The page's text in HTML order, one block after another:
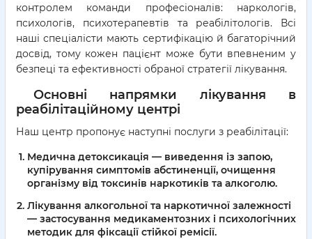
контролем команди професіоналів: наркологів,
психологів, психотерапевтів та реабілітологів. Всі
наші спеціалісти мають сертифікацію й багаторічний
досвід, тому кожен пацієнт може бути впевненим у
безпеці та ефективності обраної стратегії лікування.
Основні напрямки лікування в
реабілітаційному центрі
Наш центр пропонує наступні послуги з реабілітації:
Медична детоксикація — виведення із запою,
купірування симптомів абстиненції, очищення
організму від токсинів наркотиків та алкоголю.
Лікування алкогольної та наркотичної залежності
— застосування медикаментозних і психологічних
методик для фіксації стійкої ремісії.